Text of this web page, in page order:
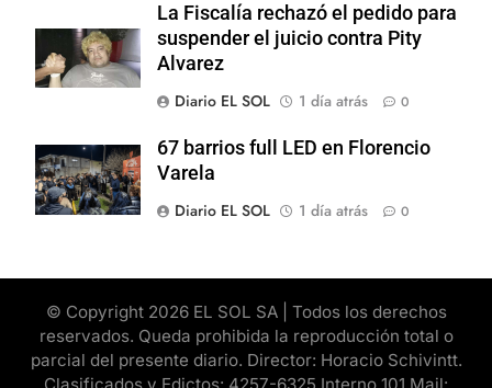
La Fiscalía rechazó el pedido para
suspender el juicio contra Pity
Alvarez
Diario EL SOL
1 día atrás 0
67 barrios full LED en Florencio
Varela
Diario EL SOL
1 día atrás 0
© Copyright 2026 EL SOL SA | Todos los derechos
reservados. Queda prohibida la reproducción total o
parcial del presente diario. Director: Horacio Schivintt.